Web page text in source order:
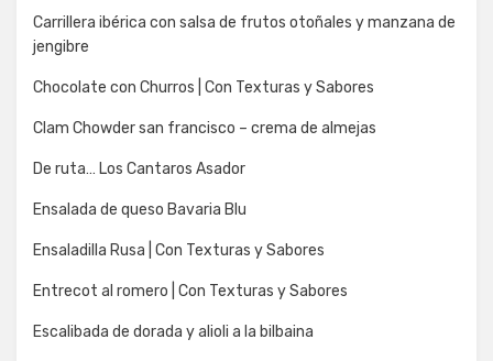
Carrillera ibérica con salsa de frutos otoñales y manzana de
jengibre
Chocolate con Churros | Con Texturas y Sabores
Clam Chowder san francisco – crema de almejas
De ruta… Los Cantaros Asador
Ensalada de queso Bavaria Blu
Ensaladilla Rusa | Con Texturas y Sabores
Entrecot al romero | Con Texturas y Sabores
Escalibada de dorada y alioli a la bilbaina